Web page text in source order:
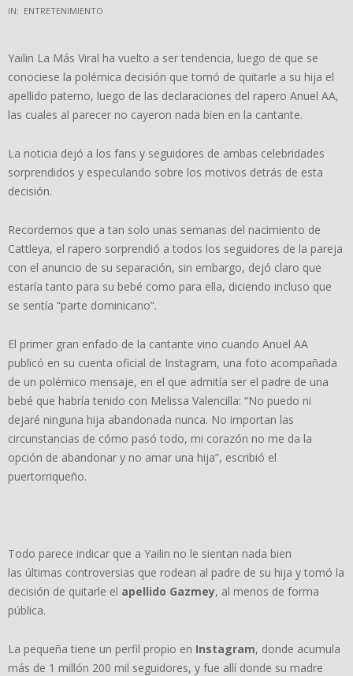
IN: ENTRETENIMIENTO
Yailin La Más Viral ha vuelto a ser tendencia, luego de que se
conociese la polémica decisión que tomó de quitarle a su hija el
apellido paterno, luego de las declaraciones del rapero Anuel AA,
las cuales al parecer no cayeron nada bien en la cantante.
La noticia dejó a los fans y seguidores de ambas celebridades
sorprendidos y especulando sobre los motivos detrás de esta
decisión.
Recordemos que a tan solo unas semanas del nacimiento de
Cattleya, el rapero sorprendió a todos los seguidores de la pareja
con el anuncio de su separación, sin embargo, dejó claro que
estaría tanto para su bebé como para ella, diciendo incluso que
se sentía “parte dominicano”.
El primer gran enfado de la cantante vino cuando Anuel AA
publicó en su cuenta oficial de Instagram, una foto acompañada
de un polémico mensaje, en el que admitía ser el padre de una
bebé que habría tenido con Melissa Valencilla: “No puedo ni
dejaré ninguna hija abandonada nunca. No importan las
circunstancias de cómo pasó todo, mi corazón no me da la
opción de abandonar y no amar una hija”, escribió el
puertorriqueño.
Todo parece indicar que a Yailin no le sientan nada bien
las últimas controversias que rodean al padre de su hija y tomó la
decisión de quitarle el apellido Gazmey, al menos de forma
pública.
La pequeña tiene un perfil propio en Instagram, donde acumula
más de 1 millón 200 mil seguidores, y fue allí donde su madre